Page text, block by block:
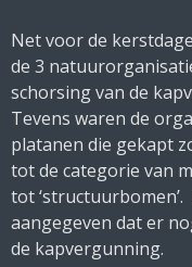
Net voor de
de 3
schorsing van de
Tevens waren de
platanen die gekapt
tot de categorie van
tot
aangegeven dat er
de kapvergunning.